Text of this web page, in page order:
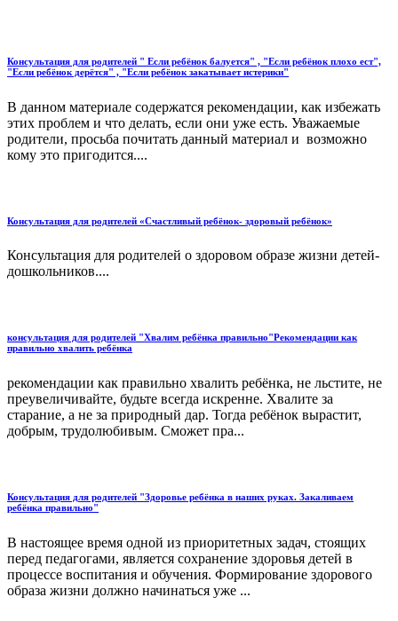
Консультация для родителей " Если ребёнок балуется" , "Если ребёнок плохо ест",
"Если ребёнок дерётся" , "Если ребёнок закатывает истерики"
В данном материале содержатся рекомендации, как избежать
этих проблем и что делать, если они уже есть. Уважаемые
родители, просьба почитать данный материал и возможно
кому это пригодится....
Консультация для родителей «Счастливый ребёнок- здоровый ребёнок»
Консультация для родителей о здоровом образе жизни детей-
дошкольников....
консультация для родителей "Хвалим ребёнка правильно"Рекомендации как
правильно хвалить ребёнка
рекомендации как правильно хвалить ребёнка, не льстите, не
преувеличивайте, будьте всегда искренне. Хвалите за
старание, а не за природный дар. Тогда ребёнок вырастит,
добрым, трудолюбивым. Сможет пра...
Консультация для родителей "Здоровье ребёнка в наших руках. Закаливаем
ребёнка правильно"
В настоящее время одной из приоритетных задач, стоящих
перед педагогами, является сохранение здоровья детей в
процессе воспитания и обучения. Формирование здорового
образа жизни должно начинаться уже ...